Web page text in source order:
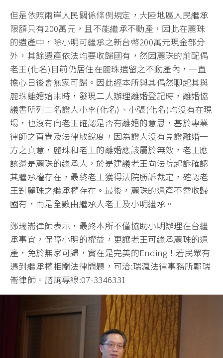
但是依照兩岸人民關係條例規定，大陸地區人民繼承
限額只有200萬元，且不能繼承不動產，因此在麗珠
的遺產中，除小明可繼承之新台幣200萬元現金部分
外，其餘遺產依法均要收歸國有，然因麗珠的前配偶
老王(化名)目前仍居住在麗珠遺留之不動產內，一直
擔心日後會無家可歸。因此經本所與其偶然聊起其與
麗珠離婚始末時，發現二人辦理離婚登記時，離婚協
議書所列二名證人小李(化名)、小張(化名)均沒有在現
場，也沒有向老王確認是否有離婚的意思，基於專業
律師之直覺及法律敏銳度，因為證人沒有見證離婚一
方之真意，麗珠和老王的離婚應該屬於無效，老王應
該還是麗珠的繼承人，於是建議老王向法院起訴確認
其繼承權存在，最終老王獲得法院勝訴裁定，確認老
王對麗珠之繼承權存在。最後，麗珠的遺產不需收歸
國有，而是全數由繼承人老王及小明繼承。
鄭瑞崙律師表示，最終本所不僅協助小明辦理在台繼
承事宜，保障小明的權益，更讓老王可繼承麗珠的遺
產，免於無家可歸，實在是完美的Ending！若民眾有
遇到繼承權相關法律問題，可洽:瑞瀛法律事務所鄭瑞
崙律師。諮詢專線:07-3346331